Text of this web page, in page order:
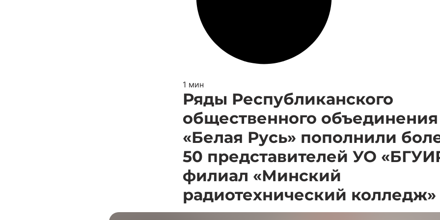
1 мин
Ряды Республиканского
общественного объединения
«Белая Русь» пополнили
50 представителей УО
филиал «Минский
радиотехнический колледж»